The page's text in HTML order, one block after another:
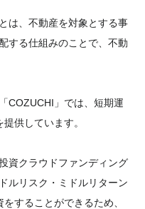
は、不動産を対象とする事
する仕組みのことで、不動
COZUCHI」では、短期運
供しています。
資クラウドファンディング
ルリスク・ミドルリターン
することができるため、